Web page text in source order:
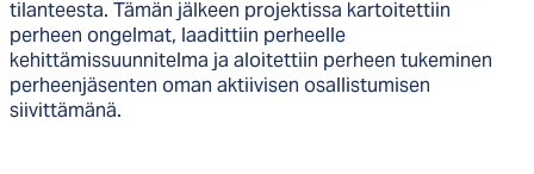
tilanteesta. Tämän jälkeen projektissa kartoitettiin
perheen ongelmat, laadittiin perheelle
kehittämissuunnitelma ja aloitettiin perheen tukeminen
perheenjäsenten oman aktiivisen osallistumisen
siivittämänä.